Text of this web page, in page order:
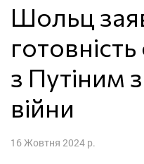
Шольц заявив про
з Путіним
війни
16 Жовтня 2024 р.